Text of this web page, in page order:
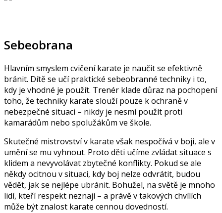
Sebeobrana
Hlavním smyslem cvičení karate je naučit se efektivně
bránit. Dítě se učí praktické sebeobranné techniky i to,
kdy je vhodné je použít. Trenér klade důraz na pochopení
toho, že techniky karate slouží pouze k ochraně v
nebezpečné situaci – nikdy je nesmí použít proti
kamarádům nebo spolužákům ve škole.
Skutečné mistrovství v karate však nespočívá v boji, ale v
umění se mu vyhnout. Proto děti učíme zvládat situace s
klidem a nevyvolávat zbytečné konflikty. Pokud se ale
někdy ocitnou v situaci, kdy boj nelze odvrátit, budou
vědět, jak se nejlépe ubránit. Bohužel, na světě je mnoho
lidí, kteří respekt neznají – a právě v takových chvílích
může být znalost karate cennou dovedností.